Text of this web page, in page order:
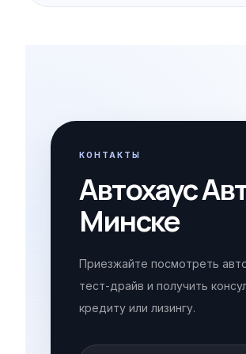
КОНТАКТЫ
Автохаус
Минске
Приезжайте посмотреть
тест-драйв и получить
кредиту или лизингу.